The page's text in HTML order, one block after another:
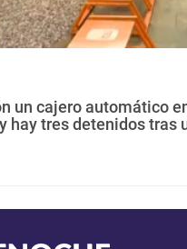
un cajero automático
hay tres detenidos tras